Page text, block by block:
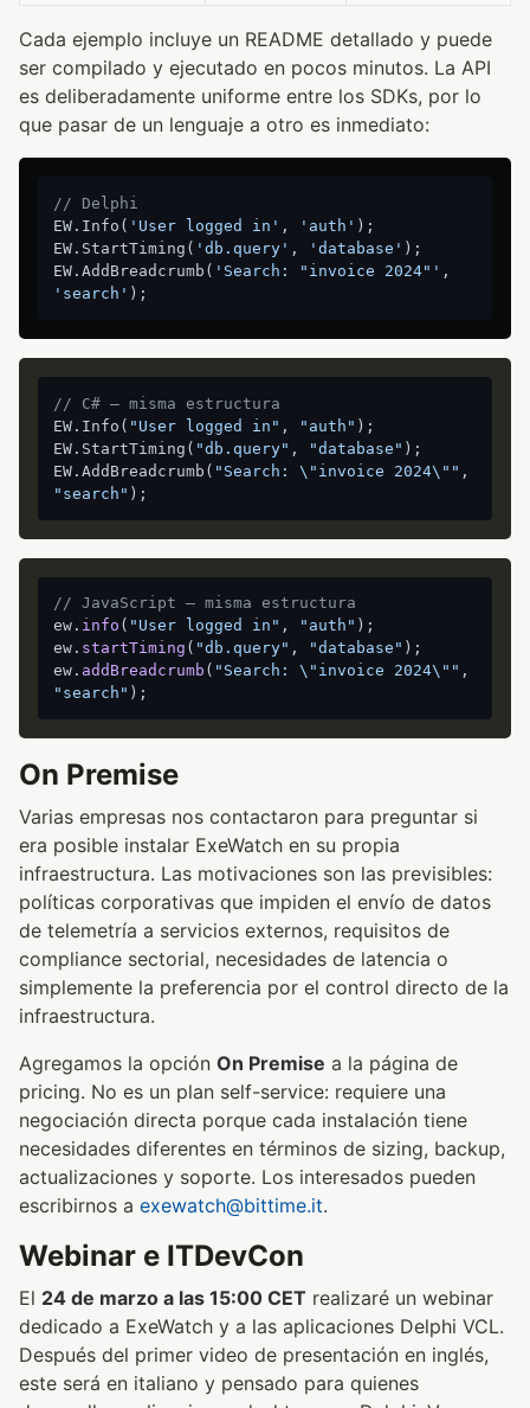
Cada ejemplo incluye un README detallado y puede
ser compilado y ejecutado en pocos minutos. La API
es deliberadamente uniforme entre los SDKs, por lo
que pasar de un lenguaje a otro es inmediato:
// Delphi
EW.Info( 'User logged in' , 'auth' );
EW.StartTiming( 'db.query' , 'database' );
EW.AddBreadcrumb( 'Search: "invoice 2024"'
'search'
// C# — misma estructura
EW.Info( "User logged in" , "auth" );
EW.StartTiming( "db.query" , "database" );
EW.AddBreadcrumb( "Search: \"invoice 2024\""
"search"
// JavaScript — misma estructura
ew. info ( "User logged in" , "auth" );
ew. startTiming ( "db.query" , "database" );
ew. addBreadcrumb ( "Search: \"invoice 2024\""
"search"
On Premise
Varias empresas nos contactaron para preguntar si
era posible instalar ExeWatch en su propia
infraestructura. Las motivaciones son las previsibles:
políticas corporativas que impiden el envío de datos
de telemetría a servicios externos, requisitos de
compliance sectorial, necesidades de latencia o
simplemente la preferencia por el control directo de la
infraestructura.
Agregamos la opción On Premise a la página de
pricing. No es un plan self-service: requiere una
negociación directa porque cada instalación tiene
necesidades diferentes en términos de sizing, backup,
actualizaciones y soporte. Los interesados pueden
escribirnos a exewatch@bittime.it.
Webinar e ITDevCon
El 24 de marzo a las 15:00 CET realizaré un webinar
dedicado a ExeWatch y a las aplicaciones Delphi VCL.
Después del primer video de presentación en inglés,
este será en italiano y pensado para quienes